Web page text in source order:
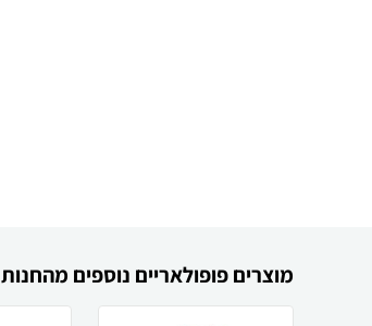
מוצרים פופולאריים נוספים מהחנות